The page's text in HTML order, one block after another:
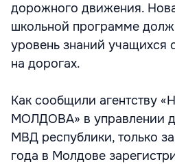
дорожного движения.
школьной программе
уровень знаний учащихся
на дорогах.
Как сообщили агентству
МОЛДОВА» в управлении
МВД республики, только
года в Молдове